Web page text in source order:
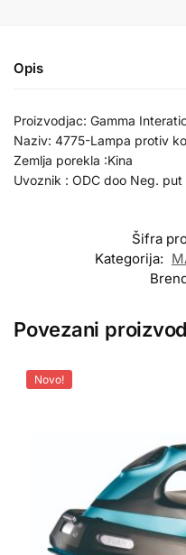
Opis
Proizvodjac: Gamma
Naziv: 4775-Lampa protiv
Zemlja porekla :Kina
Uvoznik : ODC doo Neg.
Šifra
Kategorija:
Povezani
Novo!